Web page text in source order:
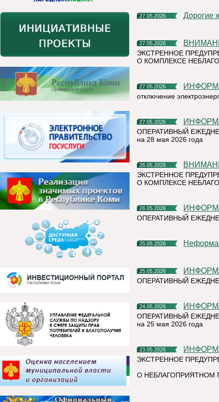
27.05.2026 Дорогие
27.05.2026
ЭКСТРЕННОЕ
О КОМПЛЕКСЕ
27.05.2026
отключение
27.05.2026
ОПЕРАТИВНЫЙ
на 28 мая 2026 года
26.05.2026
ЭКСТРЕННОЕ
О КОМПЛЕКСЕ
26.05.2026
ОПЕРАТИВНЫЙ
25.05.2026
25.05.2026
ОПЕРАТИВНЫЙ
24.05.2026
ОПЕРАТИВНЫЙ
на 25 мая 2026 года
23.05.2026
ЭКСТРЕННОЕ
О НЕБЛАГОПРИЯТНОМ